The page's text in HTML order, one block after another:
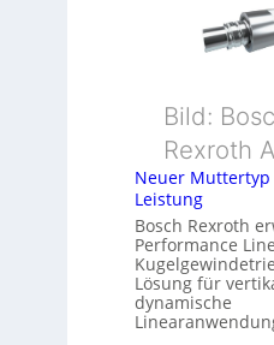
i
o
m
s
u
n
g
n
h
g
e
k
m
b
i
i
Bild:
Rexroth
Neuer
Leistung
Bosch Rexroth
Performance
Lösung für
dynamische